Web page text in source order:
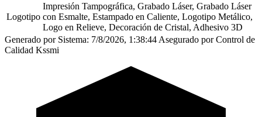
Logotipo
Impresión Tampográfica, Grabado Láser, Grabado Láser
con Esmalte, Estampado en Caliente, Logotipo Metálico,
Logo en Relieve, Decoración de Cristal, Adhesivo 3D
Generado por Sistema: 7/8/2026, 1:38:44 Asegurado por Control de
Calidad Kssmi